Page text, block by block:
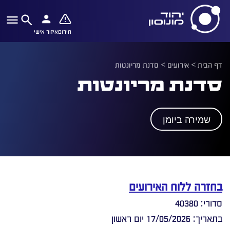
חירוםאיזור אישי
דף הבית> אירועים > סדנת מריונטות
סדנת מריונטות
שמירה ביומן
בחזרה ללוח האירועים
סדורי: 40380
בתאריך: 17/05/2026 יום ראשון